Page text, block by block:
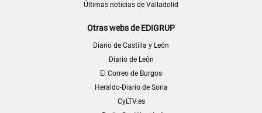
Últimas noticias de Valladolid
Otras webs de EDIGRUP
Diario de Castilla y León
Diario de León
El Correo de Burgos
Heraldo-Diario de Soria
CyLTV.es